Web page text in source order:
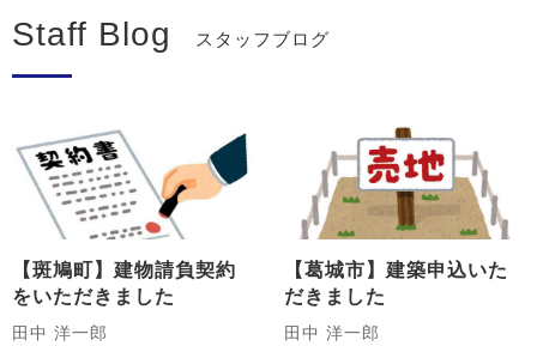
Staff Blog スタッフブログ
【斑鳩町】建物請負契約
をいただきました
田中 洋一郎
【葛城市】建築申込いた
だきました
田中 洋一郎